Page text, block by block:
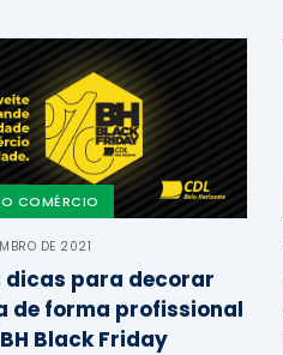
COMÉRCIO
DE 2021
dicas para decorar
de forma profissional
Black Friday